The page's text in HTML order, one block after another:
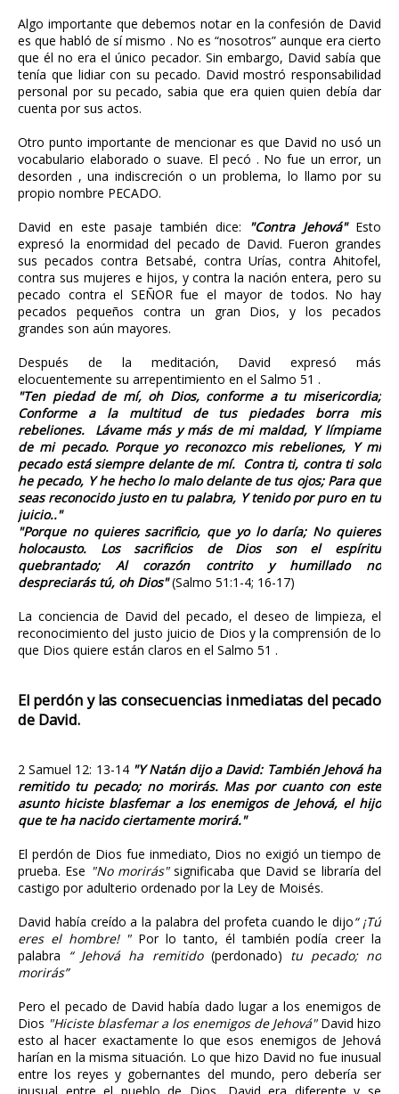
Algo importante que debemos notar en la confesión de David
es que habló de sí mismo . No es “nosotros” aunque era cierto
que él no era el único pecador. Sin embargo, David sabía que
tenía que lidiar con su pecado. David mostró responsabilidad
personal por su pecado, sabia que era quien quien debía dar
cuenta por sus actos.
Otro punto importante de mencionar es que David no usó un
vocabulario elaborado o suave. El pecó . No fue un error, un
desorden , una indiscreción o un problema, lo llamo por su
propio nombre PECADO.
David en este pasaje también dice:
"Contra Jehová"Esto
expresó la enormidad del pecado de David. Fueron grandes
sus pecados contra Betsabé, contra Urías, contra Ahitofel,
contra sus mujeres e hijos, y contra la nación entera, pero su
pecado contra el SEÑOR fue el mayor de todos. No hay
pecados pequeños contra un gran Dios, y los pecados
grandes son aún mayores.
Después de la meditación, David expresó más
elocuentemente su arrepentimiento en el Salmo 51 .
"Ten piedad de mí, oh Dios, conforme a tu misericordia;
Conforme a la multitud de tus piedades borra mis
rebeliones. Lávame más y más de mi maldad, Y límpiame
de mi pecado. Porque yo reconozco mis rebeliones, Y mi
pecado está siempre delante de mí. Contra ti, contra ti solo
he pecado, Y he hecho lo malo delante de tus ojos; Para que
seas reconocido justo en tu palabra, Y tenido por puro en tu
juicio.."
"Porque no quieres sacrificio, que yo lo daría; No quieres
holocausto. Los sacrificios de Dios son el espíritu
quebrantado; Al corazón contrito y humillado no
despreciarás tú, oh Dios"(Salmo 51:1-4; 16-17)
La conciencia de David del pecado, el deseo de limpieza, el
reconocimiento del justo juicio de Dios y la comprensión de lo
que Dios quiere están claros en el Salmo 51 .
El perdón y las consecuencias inmediatas del pecado
de David.
2 Samuel 12: 13-14 "Y Natán dijo a David: También Jehová ha
remitido tu pecado; no morirás. Mas por cuanto con este
asunto hiciste blasfemar a los enemigos de Jehová, el hijo
que te ha nacido ciertamente morirá."
El perdón de Dios fue inmediato, Dios no exigió un tiempo de
prueba. Ese "No morirás"significaba que David se libraría del
castigo por adulterio ordenado por la Ley de Moisés.
David había creído a la palabra del profeta cuando le dijo“ ¡Tú
eres el hombre! " Por lo tanto, él también podía creer la
palabra “ Jehová ha remitido(perdonado) tu pecado; no
morirás”
Pero el pecado de David había dado lugar a los enemigos de
Dios "Hiciste blasfemar a los enemigos de Jehová"David hizo
esto al hacer exactamente lo que esos enemigos de Jehová
harían en la misma situación. Lo que hizo David no fue inusual
entre los reyes y gobernantes del mundo, pero debería ser